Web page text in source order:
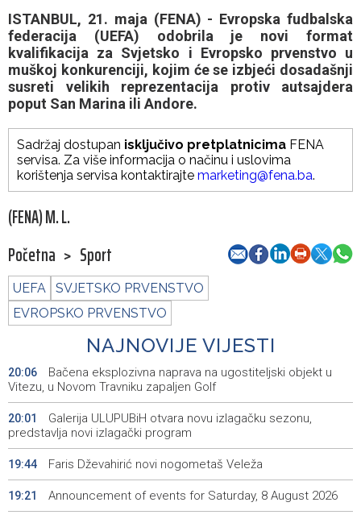
ISTANBUL, 21. maja (FENA) - Evropska fudbalska
federacija (UEFA) odobrila je novi format
kvalifikacija za Svjetsko i Evropsko prvenstvo u
muškoj konkurenciji, kojim će se izbjeći dosadašnji
susreti velikih reprezentacija protiv autsajdera
poput San Marina ili Andore.
Sadržaj dostupan isključivo pretplatnicima FENA
servisa. Za više informacija o načinu i uslovima
korištenja servisa kontaktirajte marketing@fena.ba.
(FENA) M. L.
Početna > Sport
UEFA
SVJETSKO PRVENSTVO
EVROPSKO PRVENSTVO
NAJNOVIJE VIJESTI
20:06
Bačena eksplozivna naprava na ugostiteljski objekt u
Vitezu, u Novom Travniku zapaljen Golf
20:01
Galerija ULUPUBiH otvara novu izlagačku sezonu,
predstavlja novi izlagački program
19:44 Faris Dževahirić novi nogometaš Veleža
19:21 Announcement of events for Saturday, 8 August 2026